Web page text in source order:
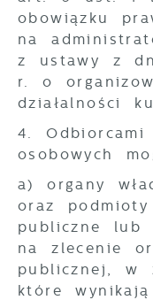
obowiązku
na
z ustawy z
r. o
działalności
4. Odbiorcami
osobowych
a) organy
oraz podmioty
publiczne lub
na zlecenie
publicznej, w
które